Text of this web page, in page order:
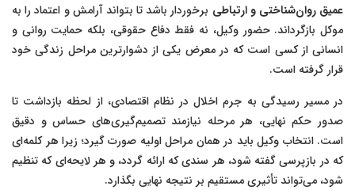
عمیق روان‌شناختی و ارتباطی برخوردار باشد تا بتواند آرامش و اعتماد را به
موکل بازگرداند. حضور وکیل، نه فقط دفاع حقوقی، بلکه حمایت روانی و
انسانی از کسی است که در معرض یکی از دشوارترین مراحل زندگی خود
قرار گرفته است.
در مسیر رسیدگی به جرم اخلال در نظام اقتصادی، از لحظه بازداشت تا
صدور حکم نهایی، هر مرحله نیازمند تصمیم‌گیری‌های حساس و دقیق
است. انتخاب وکیل باید در همان مراحل اولیه صورت گیرد؛ زیرا هر کلمه‌ای
که در بازپرسی گفته شود، هر سندی که ارائه گردد، و هر لایحه‌ای که تنظیم
شود، می‌تواند تأثیری مستقیم بر نتیجه نهایی بگذارد.